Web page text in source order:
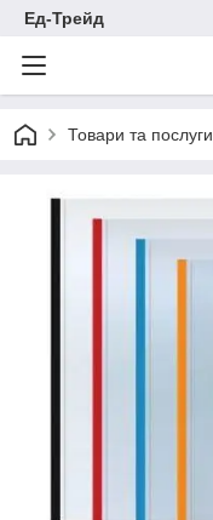
Ед-Трейд
Товари та послуги